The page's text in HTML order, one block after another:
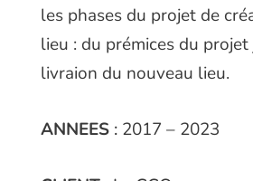
les phases du projet de
lieu : du prémices du projet
livraion du nouveau lieu.
ANNEES: 2017 – 2023